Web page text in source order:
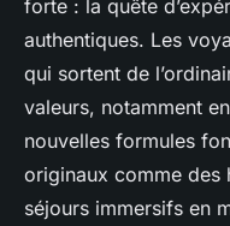
forte : la quête
authentiques. Les
qui sortent de
valeurs, notamment
nouvelles formules
originaux comme des
séjours immersifs en